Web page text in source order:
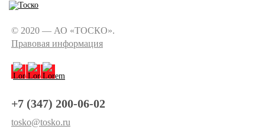
© 2020 — АО «ТОСКО».
Правовая информация
+7 (347) 200-06-02
tosko@tosko.ru